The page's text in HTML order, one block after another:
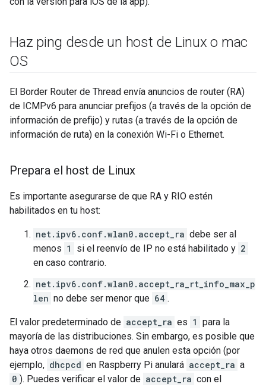
Haz ping desde un host de Linux o mac
OS
El Border Router de Thread envía anuncios de router (RA)
de ICMPv6 para anunciar prefijos (a través de la opción de
información de prefijo) y rutas (a través de la opción de
información de ruta) en la conexión Wi-Fi o Ethernet.
Prepara el host de Linux
Es importante asegurarse de que RA y RIO estén
habilitados en tu host:
net.ipv6.conf.wlan0.accept_ra debe ser al
menos 1 si el reenvío de IP no está habilitado y 2
en caso contrario.
net.ipv6.conf.wlan0.accept_ra_rt_info_max_p
len no debe ser menor que 64 .
El valor predeterminado de accept_ra es 1 para la
mayoría de las distribuciones. Sin embargo, es posible que
haya otros daemons de red que anulen esta opción (por
ejemplo, dhcpcd en Raspberry Pi anulará accept_ra a
0 ). Puedes verificar el valor de accept_ra con el